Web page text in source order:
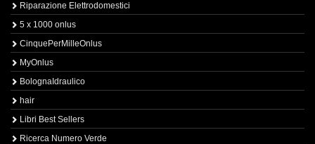
Riparazione Elettrodomestici
5 x 1000 onlus
CinquePerMilleOnlus
MyOnlus
BolognaIdraulico
hair
Libri Best Sellers
Ricerca Numero Verde